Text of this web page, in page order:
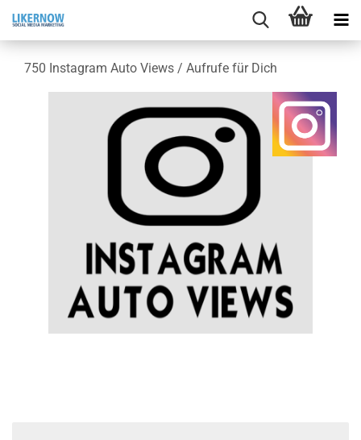
750 In­sta­gram Auto Views / Auf­ru­fe für Dich